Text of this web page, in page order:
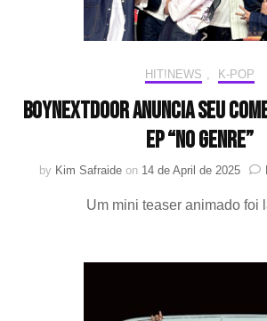
HIT!NEWS K-POP
BOYNEXTDOOR anuncia seu
EP “No Genre”
by Kim Safraide on 14 de April de 2025
Um mini teaser animado foi